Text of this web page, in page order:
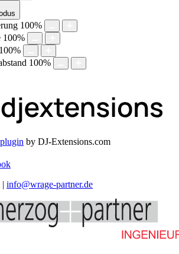
100%
100%
100%
100%
by DJ-Extensions.com
info@wrage-partner.de